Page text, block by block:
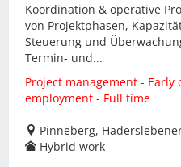
Koordination & operative
von Projektphasen,
Steuerung und
Termin- und...
Project management - Early
employment - Full time
Pinneberg,
Hybrid work